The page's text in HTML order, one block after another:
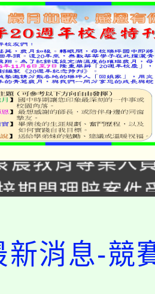
活教案入校路
農教育專業人
期間理賠案件
115學年度第
教師甄選結果(
融保險知識
新消息-競